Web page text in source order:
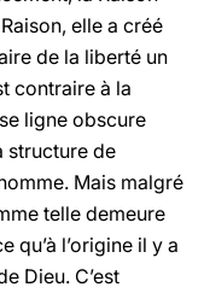
elle a créé
de la liberté un
contraire à la
ligne obscure
structure de
Mais malgré
telle demeure
qu’à l’origine il y a
Dieu. C’est